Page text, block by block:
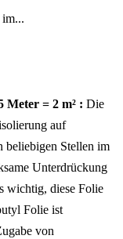
Meter = 2 m² : Die
auf
beliebigen Stellen im
Unterdrückung
wichtig, diese Folie
Folie ist
von